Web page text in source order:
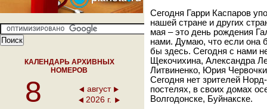
КАЛЕНДАРЬ АРХИВНЫХ
НОМЕРОВ
8
август
2026 г.
Сегодня Гарри Каспаров
нашей стране и других
мая – это день рождения
нами. Думаю, что если она
бы здесь. Сегодня с нами
Щекочихина, Александра
Литвиненко, Юрия
Сегодня нет зрителей
постелях, в своих домах
Волгодонске, Буйнакске.